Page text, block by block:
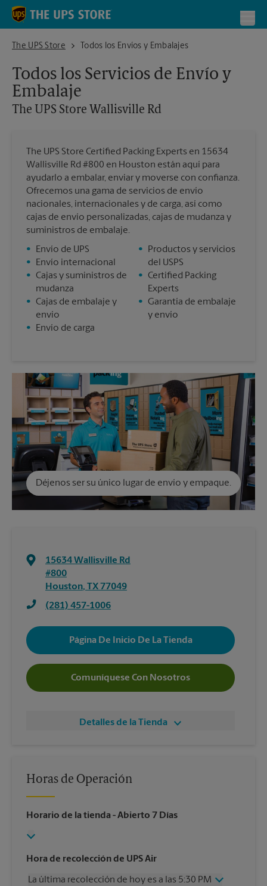
Skip to content
Return to Nav
The UPS Store
The UPS Store Wallisville RdTodos los Envíos y Embalajes
Todos los Servicios de Envío y
Embalaje
The UPS Store Wallisville Rd
The UPS Store Certified Packing Experts en 15634
Wallisville Rd #800 en Houston están aquí para
ayudarlo a embalar, enviar y moverse con confianza.
Ofrecemos una gama de servicios de envío
nacionales, internacionales y de carga, así como
cajas de envío personalizadas, cajas de mudanza y
suministros de embalaje.
•
Envío de UPS
•
Envío internacional
• Cajas y suministros de
mudanza
• Cajas de embalaje y
envío
•
Envío de carga
•
Productos y servicios
del USPS
• Certified Packing
Experts
• Garantía de embalaje
y envío
Déjenos ser su único lugar de envío y empaque.
15634 Wallisville Rd
#800
Houston, TX 77049
(281) 457-1006
Página De Inicio De La Tienda
Comuníquese Con Nosotros
Detalles de la Tienda
Horas de Operación
Horario de la tienda - Abierto 7 Días
Hora de recolección de UPS Air
La última recolección de hoy es a las 5:30 PM